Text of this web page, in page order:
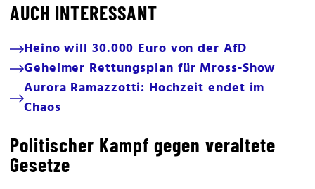
AUCH INTERESSANT
Heino will 30.000 Euro von der AfD
Geheimer Rettungsplan für Mross-Show
Aurora Ramazzotti: Hochzeit endet im
Chaos
Politischer Kampf gegen veraltete
Gesetze